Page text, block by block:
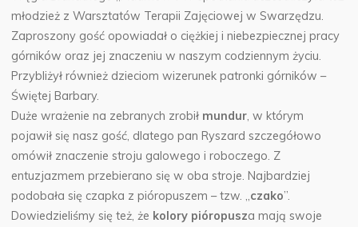
młodzież z Warsztatów Terapii Zajęciowej w Swarzędzu.
Zaproszony gość opowiadał o ciężkiej i niebezpiecznej pracy
górników oraz jej znaczeniu w naszym codziennym życiu.
Przybliżył również dzieciom wizerunek patronki górników –
Świętej Barbary.
Duże wrażenie na zebranych zrobił mundur, w którym
pojawił się nasz gość, dlatego pan Ryszard szczegółowo
omówił znaczenie stroju galowego i roboczego. Z
entuzjazmem przebierano się w oba stroje. Najbardziej
podobała się czapka z pióropuszem – tzw. „czako”.
Dowiedzieliśmy się też, że kolory pióropusza mają swoje